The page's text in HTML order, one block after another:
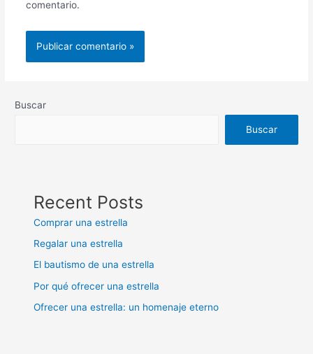
comentario.
Buscar
Buscar
Recent Posts
Comprar una estrella
Regalar una estrella
El bautismo de una estrella
Por qué ofrecer una estrella
Ofrecer una estrella: un homenaje eterno